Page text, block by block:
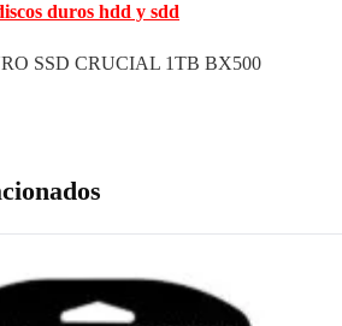
duros hdd y sdd
SSD CRUCIAL 1TB BX500